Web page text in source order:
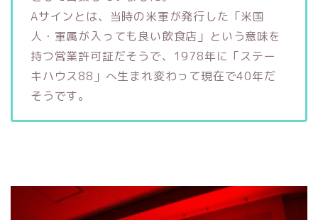
Aサインとは、当時の米軍が発行した「米国
人・軍属が入っても良い飲食店」という意味を
持つ営業許可証だそうで、1978年に「ステー
キハウス88」へ生まれ変わって現在で40年だ
そうです。